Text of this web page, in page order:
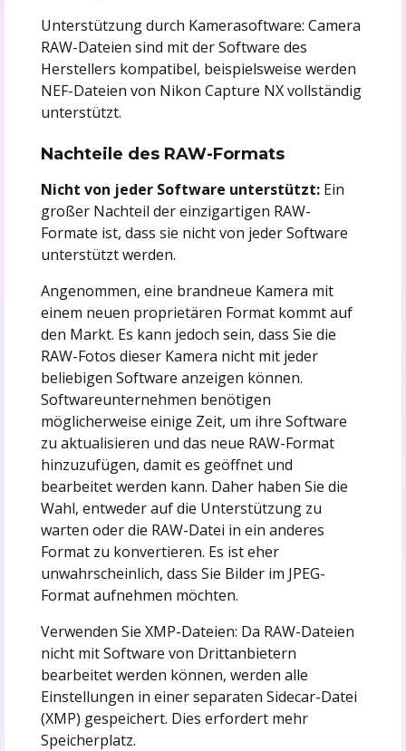
Unterstützung durch Kamerasoftware: Camera
RAW-Dateien sind mit der Software des
Herstellers kompatibel, beispielsweise werden
NEF-Dateien von Nikon Capture NX vollständig
unterstützt.
Nachteile des RAW-Formats
Nicht von jeder Software unterstützt:Ein
großer Nachteil der einzigartigen RAW-
Formate ist, dass sie nicht von jeder Software
unterstützt werden.
Angenommen, eine brandneue Kamera mit
einem neuen proprietären Format kommt auf
den Markt. Es kann jedoch sein, dass Sie die
RAW-Fotos dieser Kamera nicht mit jeder
beliebigen Software anzeigen können.
Softwareunternehmen benötigen
möglicherweise einige Zeit, um ihre Software
zu aktualisieren und das neue RAW-Format
hinzuzufügen, damit es geöffnet und
bearbeitet werden kann. Daher haben Sie die
Wahl, entweder auf die Unterstützung zu
warten oder die RAW-Datei in ein anderes
Format zu konvertieren. Es ist eher
unwahrscheinlich, dass Sie Bilder im JPEG-
Format aufnehmen möchten.
Verwenden Sie XMP-Dateien: Da RAW-Dateien
nicht mit Software von Drittanbietern
bearbeitet werden können, werden alle
Einstellungen in einer separaten Sidecar-Datei
(XMP) gespeichert. Dies erfordert mehr
Speicherplatz.